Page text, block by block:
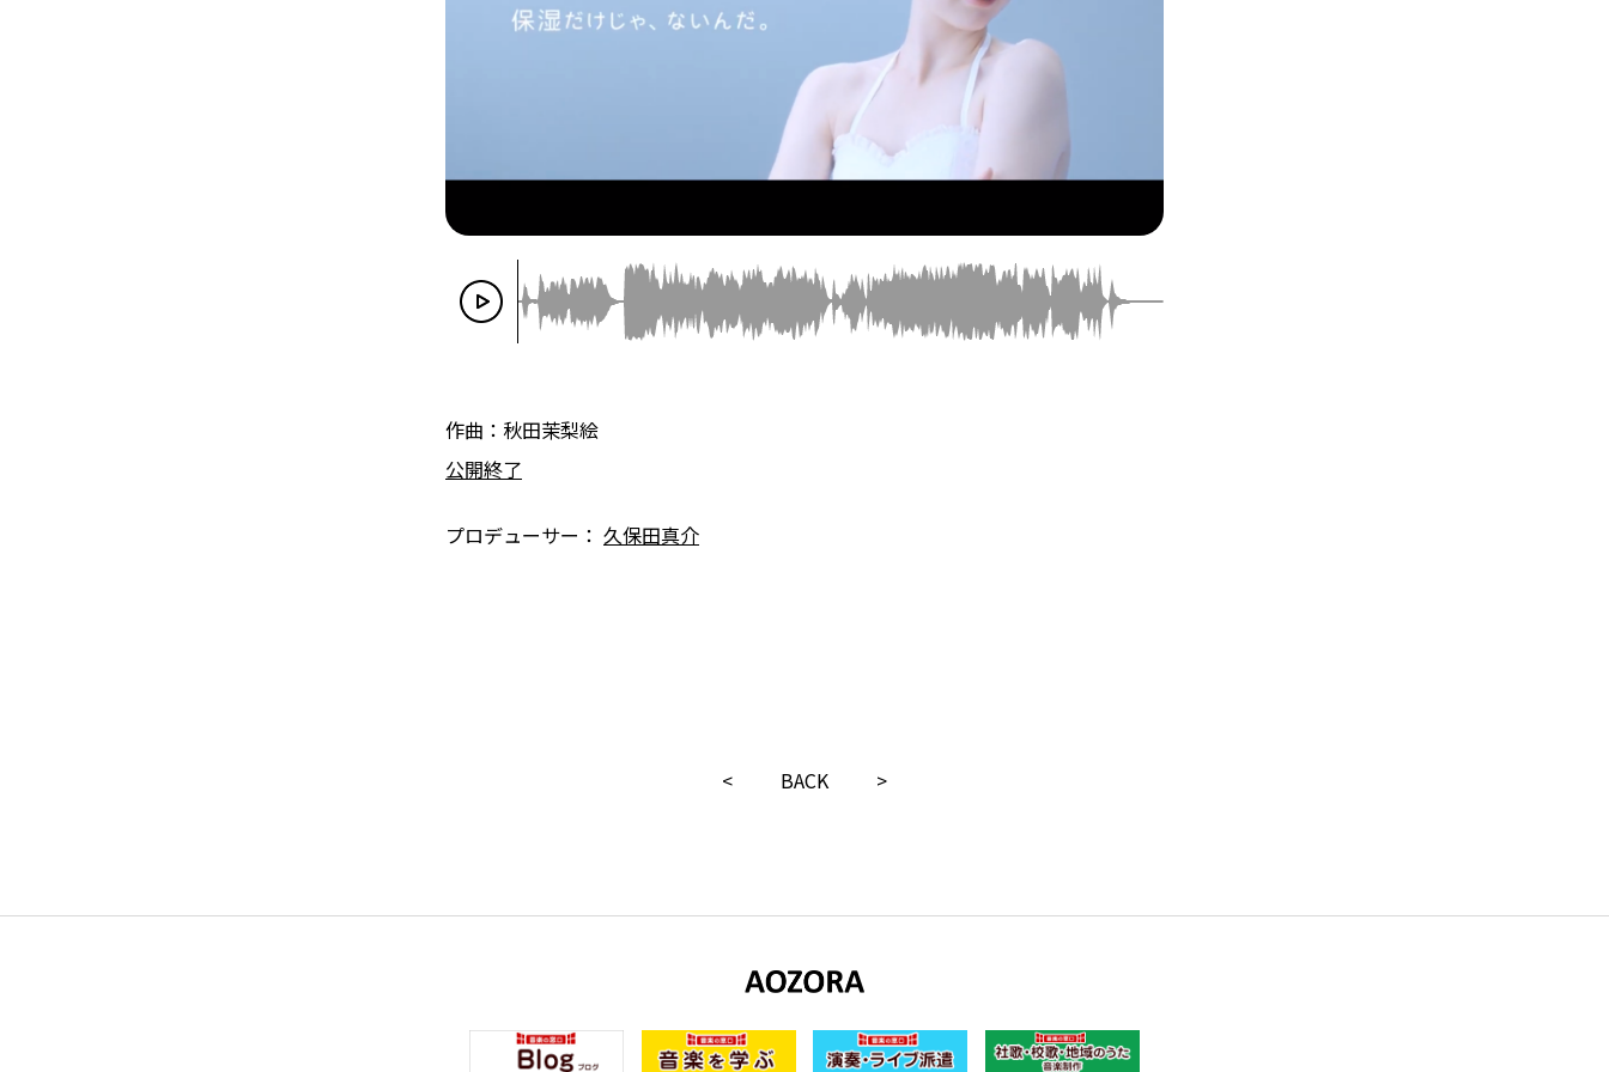
作曲：秋田茉梨絵
公開終了
プロデューサー： 久保田真介
< BACK >